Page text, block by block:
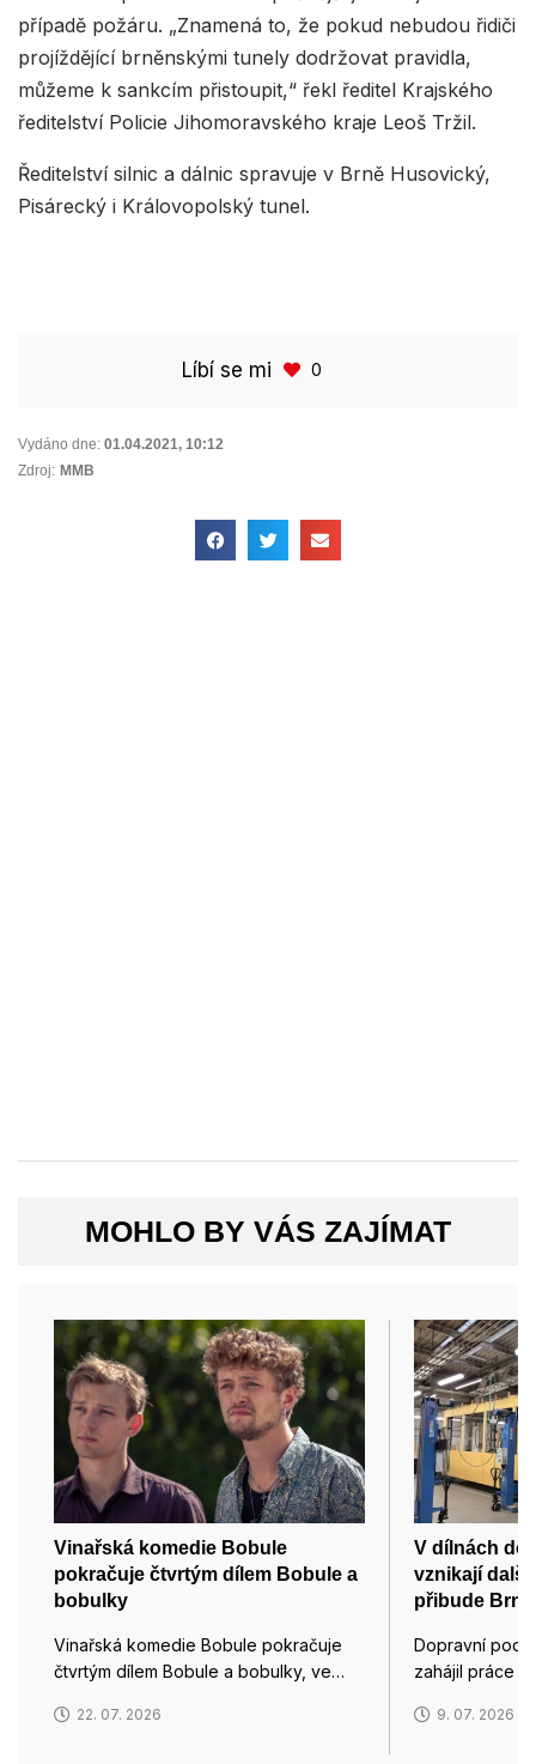
případě požáru. „Znamená to, že pokud nebudou řidiči
projíždějící brněnskými tunely dodržovat pravidla,
můžeme k sankcím přistoupit,“ řekl ředitel Krajského
ředitelství Policie Jihomoravského kraje Leoš Tržil.
Ředitelství silnic a dálnic spravuje v Brně Husovický,
Pisárecký i Královopolský tunel.
Líbí se mi 0
Vydáno dne: 01.04.2021, 10:12
Zdroj: MMB
MOHLO BY VÁS ZAJÍMAT
Vinařská komedie Bobule
pokračuje čtvrtým dílem Bobule a
bobulky
Vinařská komedie Bobule pokračuje
čtvrtým dílem Bobule a bobulky, ve…
22. 07. 2026
V dílnách
vznikají další
přibude
Dopravní
zahájil práce
9. 07. 2026